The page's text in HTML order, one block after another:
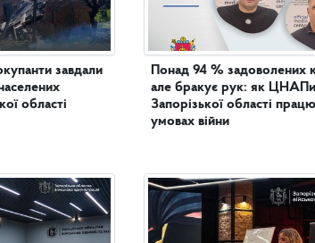
завдали
області
Понад 94 % задоволених
але бракує рук: як ЦНАПи
Запорізької області
умовах війни